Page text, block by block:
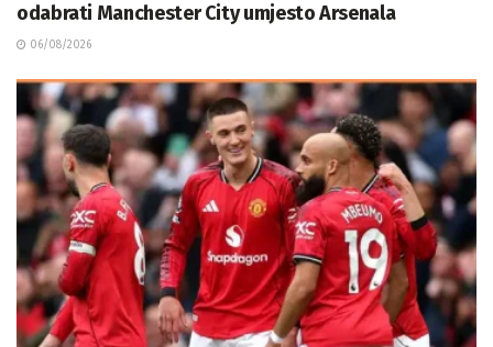
odabrati Manchester City umjesto Arsenala
06/08/2026